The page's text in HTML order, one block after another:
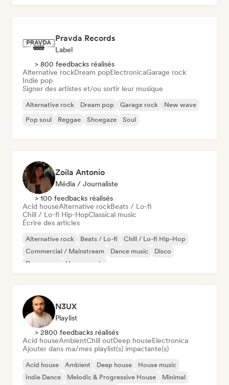
Pravda Records
Label
> 800 feedbacks réalisés
Alternative rockDream popElectronicaGarage rock
Indie pop
Signer des artistes et/ou sortir leur musique
Alternative rock Dream pop Garage rock
New wave
Pop soul
Reggae Shoegaze Soul
Zoila Antonio
Média / Journaliste
> 100 feedbacks réalisés
Acid houseAlternative rockBeats / Lo-fi
Chill / Lo-fi Hip-HopClassical music
Écrire des articles
Alternative rock Beats / Lo-fi
Chill / Lo-fi Hip-Hop
Commercial / Mainstream
Dance music
Disco
Dream pop
House music
N3UX
Playlist
> 2800 feedbacks réalisés
Acid houseAmbientChill outDeep houseElectronica
Ajouter dans ma/mes playlist(s) impactante(s)
Acid house Ambient Deep house
House music
Indie Dance
Melodic & Progressive House
Minimal